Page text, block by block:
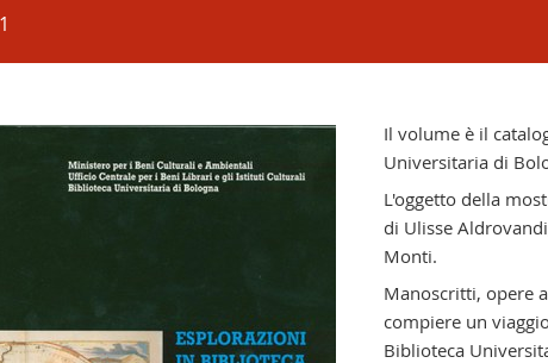
Il volume è il
Universitaria di
L'oggetto della
di Ulisse
Monti.
Manoscritti, opere
compiere un
Biblioteca